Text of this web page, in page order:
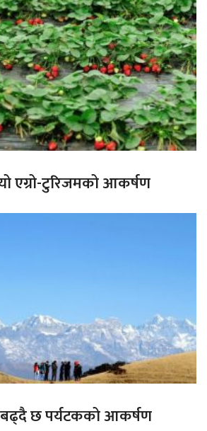
एग्रो-टुरिजमको आकर्षण
बढ्दै छ पर्यटकको आकर्षण